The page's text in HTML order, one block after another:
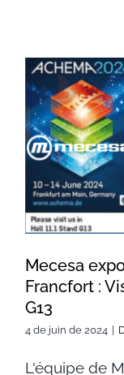
2024 à
au
Mecesa
Francfort :
G13
4 de juin de 2024
L'équipe de